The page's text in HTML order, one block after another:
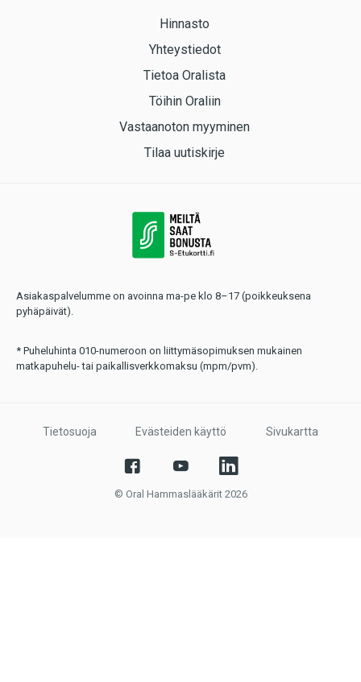
Hinnasto
Yhteystiedot
Tietoa Oralista
Töihin Oraliin
Vastaanoton myyminen
Tilaa uutiskirje
Asiakaspalvelumme on avoinna ma-pe klo 8–17 (poikkeuksena
pyhäpäivät).
* Puheluhinta 010-numeroon on liittymäsopimuksen mukainen
matkapuhelu- tai paikallisverkkomaksu (mpm/pvm).
Tietosuoja Evästeiden käyttö Sivukartta
© Oral Hammaslääkärit 2026